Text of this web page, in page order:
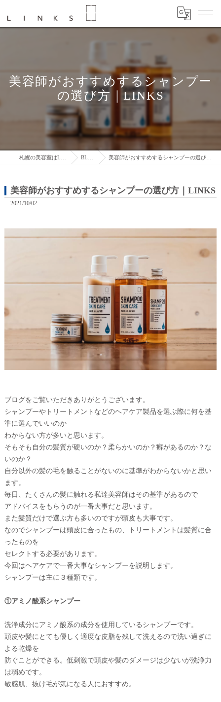
美容師がおすすめするシャンプー
の選び方｜LINKS
BLOG 美容師がおすすめするシャンプーの選び方｜LINKS
美容師がおすすめするシャンプーの選び方｜LINKS
2021/10/02
ブログをご覧いただきありがとうございます。
シャンプーやトリートメントなどのヘアケア製品を選ぶ際に何を基
準に選んでいいのか
わからない方が多いと思います。
そもそも自分の髪質が硬いのか？柔らかいのか？癖があるのか？な
いのか？
自分以外の髪の毛を触ることがないのに基準がわからないかと思い
ます。
毎日、たくさんの髪に触れる私達美容師はその基準があるので
アドバイスをもらうのが一番大事だと思います。
また髪質だけで選ぶ方も多いのですが頭皮も大事です。
なのでシャンプーは頭皮に合ったもの、トリートメントは髪質に合
ったものを
セレクトする必要があります。
今回はヘアケアで一番大事なシャンプーを説明します。
シャンプーは主に３種類です。
①アミノ酸系シャンプー
洗浄成分にアミノ酸系の成分を使用しているシャンプーです。
頭皮や髪にとても優しく適度な皮脂を残して洗えるので洗い過ぎに
よる乾燥を
防ぐことができる。低刺激で頭皮や髪のダメージは少ないが洗浄力
は弱めです。
敏感肌、抜け毛が気になる人におすすめ。